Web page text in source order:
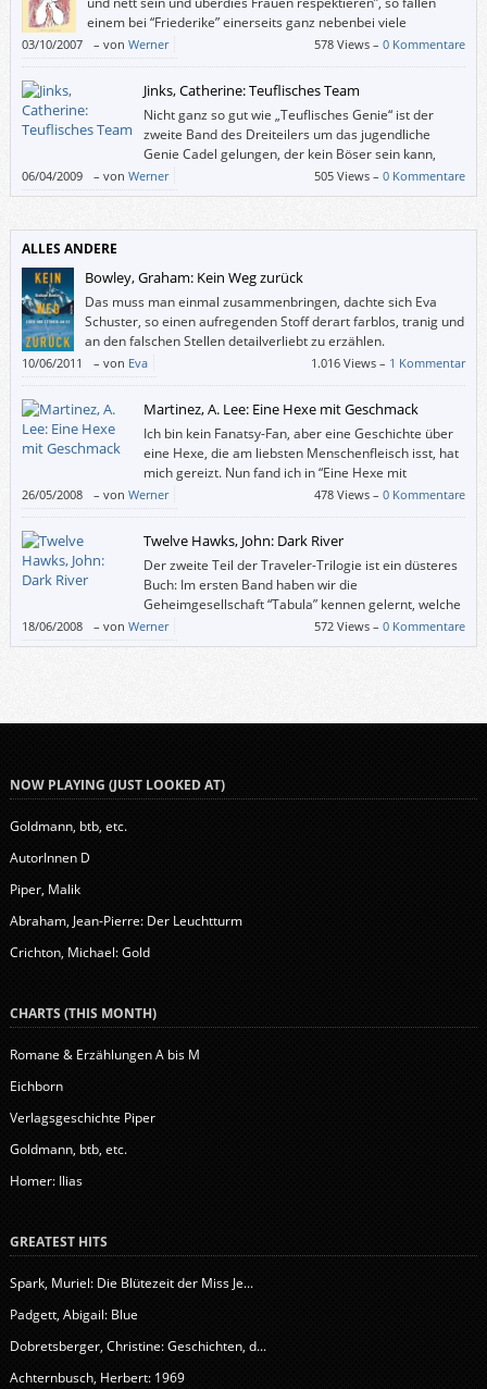
einem bei “Friederike” einerseits ganz nebenbei viele
persönliche Bilder und Sätze ein, die mit dem Thema
“Außenseiter” zu tun haben, und andererseits möchte man doch selbst
rote Haare haben, wenn man damit fliegen könnte. Vor allen bösen
Menschen und Umständen einfach wegfliegen.
03/10/2007 – von Werner 578 Views –0 Kommentare
Jinks, Catherine: Teuflisches Team
Nicht ganz so gut wie „Teuflisches Genie“ ist der
zweite Band des Dreiteilers um das jugendliche
Genie Cadel gelungen, der kein Böser sein kann,
obwohl sein Megaschurken-Vater alles daran setzt.
06/04/2009 – von Werner 505 Views –0 Kommentare
ALLES ANDERE
Bowley, Graham: Kein Weg zurück
Das muss man einmal zusammenbringen, dachte sich Eva
Schuster, so einen aufregenden Stoff derart farblos, tranig und
an den falschen Stellen detailverliebt zu erzählen.
10/06/2011 – von Eva 1.016 Views – 1 Kommentar
Martinez, A. Lee: Eine Hexe mit Geschmack
Ich bin kein Fanatsy-Fan, aber eine Geschichte über
eine Hexe, die am liebsten Menschenfleisch isst, hat
mich gereizt. Nun fand ich in “Eine Hexe mit
Geschmack” zwar auch zu wenig Bezugspunkte zu
meiner Existenz, als dass mich der Roman zur Fantasy-Literatur bekehrt
hätte, aber die skurrilen Einfälle von A. Lee Martinez haben mich denn
doch erfreut.
26/05/2008 – von Werner 478 Views –0 Kommentare
Twelve Hawks, John: Dark River
Der zweite Teil der Traveler-Trilogie ist ein düsteres
Buch: Im ersten Band haben wir die
Geheimgesellschaft “Tabula” kennen gelernt, welche
die Menschheit mittels eines globalen
Überwachungsnetzes kontrollieren will (und dies als Beglückung
18/06/2008 – von Werner 572 Views –0 Kommentare
NOW PLAYING (JUST LOOKED AT)
Goldmann, btb, etc.
AutorInnen D
Piper, Malik
Abraham, Jean-Pierre: Der Leuchtturm
Crichton, Michael: Gold
CHARTS (THIS MONTH)
Romane & Erzählungen A bis M
Eichborn
Verlagsgeschichte Piper
Goldmann, btb, etc.
Homer: Ilias
GREATEST HITS
Spark, Muriel: Die Blütezeit der Miss Je...
Padgett, Abigail: Blue
Dobretsberger, Christine: Geschichten, d...
Achternbusch, Herbert: 1969